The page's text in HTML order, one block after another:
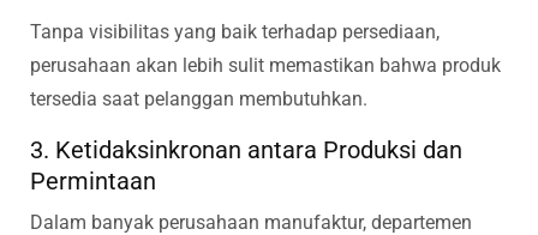
Tanpa visibilitas yang baik terhadap persediaan,
perusahaan akan lebih sulit memastikan bahwa produk
tersedia saat pelanggan membutuhkan.
3. Ketidaksinkronan antara Produksi dan
Permintaan
Dalam banyak perusahaan manufaktur, departemen